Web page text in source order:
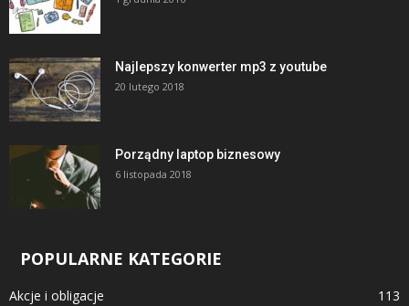
Najlepszy konwerter mp3 z youtube
20 lutego 2018
Porządny laptop biznesowy
6 listopada 2018
POPULARNE KATEGORIE
Akcje i obligacje
113